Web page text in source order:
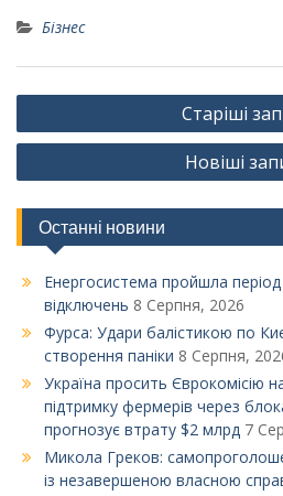
Бізнес
Навігація
за
Старіші
Новіші
Останні новини
Енергосистема пройшла
відключень 8 Серпня, 2026
Фурса: Удари балістикою по
створення паніки 8 Серпня,
Україна просить Єврокомісію
підтримку фермерів через
прогнозує втрату $2 млрд 7
Микола Греков:
із незавершеною власною